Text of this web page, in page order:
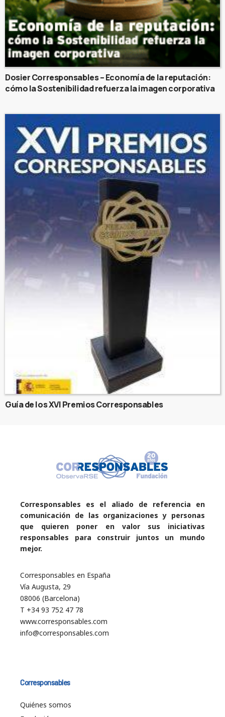
Dosier Corresponsables – Economía de la reputación:
cómo la Sostenibilidad refuerza la imagen corporativa
Guía de los XVI Premios Corresponsables
Corresponsables es el aliado de referencia en
comunicación de las organizaciones y personas
que quieren poner en valor sus iniciativas
responsables para construir juntos un mundo
mejor.
Corresponsables en España
Vía Augusta, 29
08006 (Barcelona)
T +34 93 752 47 78
www.corresponsables.com
info@corresponsables.com
Corresponsables
Quiénes somos